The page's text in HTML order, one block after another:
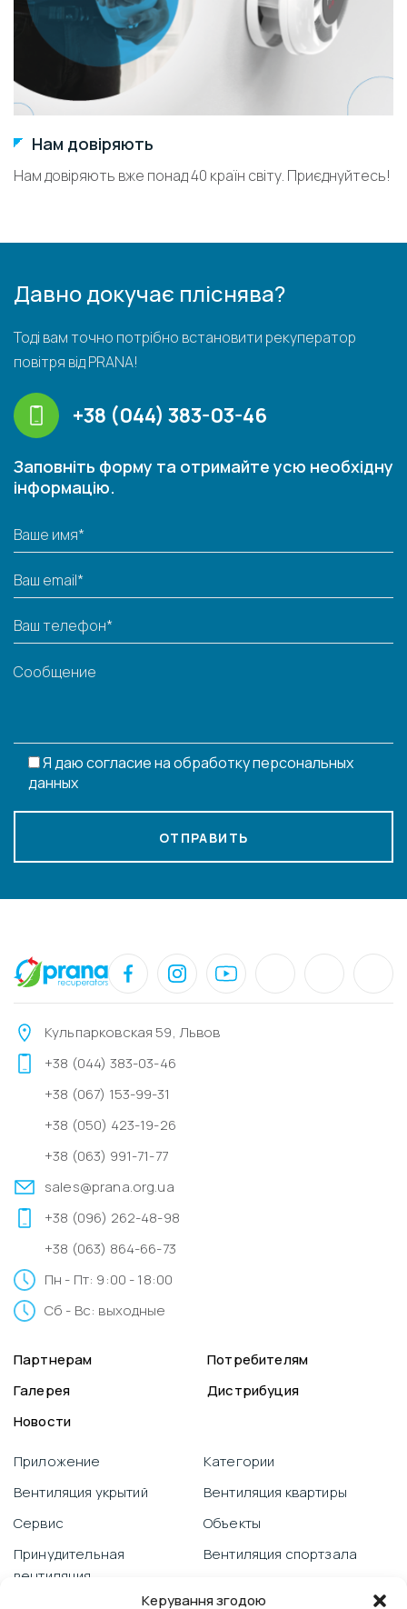
Керування згодою
Нам довіряють
Нам довіряють вже понад 40 країн світу. Приєднуйтесь!
Давно докучає пліснява?
Тоді вам точно потрібно встановити рекуператор
повітря від PRANA!
+38 (044) 383-03-46
Заповніть форму та отримайте усю необхідну
інформацію.
Я даю согласие на обработку персональных
данных
ОТПРАВИТЬ
Кульпарковская 59, Львов
+38 (044) 383-03-46
+38 (067) 153-99-31
+38 (050) 423-19-26
+38 (063) 991-71-77
sales@prana.org.ua
+38 (096) 262-48-98
+38 (063) 864-66-73
Пн - Пт: 9:00 - 18:00
Сб - Вс: выходные
Партнерам
Потребителям
Галерея
Дистрибуция
Новости
Приложение
Вентиляция укрытий
Сервис
Принудительная
вентиляция
Категории
Вентиляция квартиры
Объекты
Вентиляция спортзала